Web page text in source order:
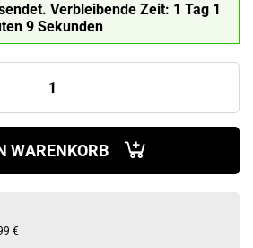
Verbleibende Zeit: 1 Tag 1
9 Sekunden
WARENKORB
€